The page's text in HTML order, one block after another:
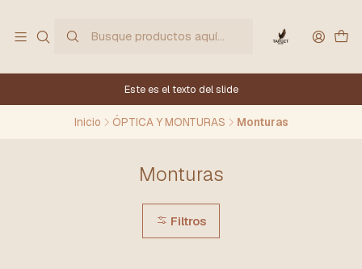
Este es el texto del slide
Inicio ÓPTICA Y MONTURAS Monturas
Monturas
Filtros